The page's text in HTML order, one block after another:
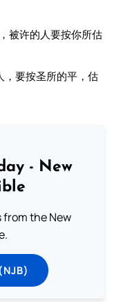
被许的人要按你所估
，要按圣所的平，估
- New
from the New